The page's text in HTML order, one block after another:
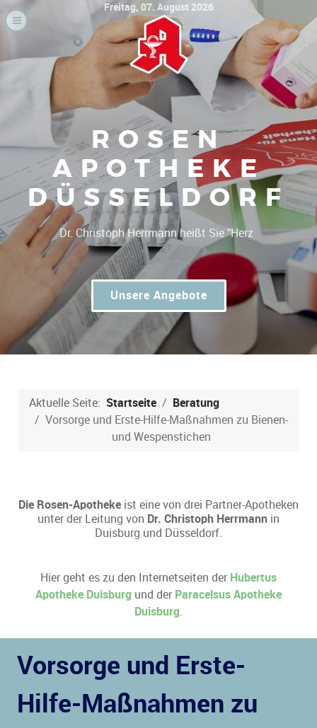
Freitag, 07. August 2026
ROSEN
APOTHEKE
DÜSSELDORF
|
Unsere Angebote
Aktuelle Seite: Startseite
Beratung
Vorsorge und Erste-Hilfe-Maßnahmen zu Bienen-
und Wespenstichen
Die Rosen-Apotheke ist eine von drei Partner-Apotheken
unter der Leitung von Dr. Christoph Herrmann in
Duisburg und Düsseldorf.
Hier geht es zu den Internetseiten der Hubertus
Apotheke Duisburg und der Paracelsus Apotheke
Duisburg.
Vorsorge und Erste-
Hilfe-Maßnahmen zu